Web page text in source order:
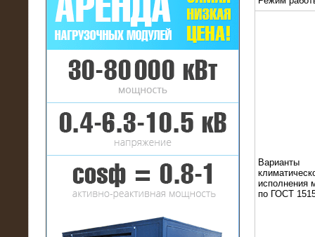
16.01.2017
Аренда нагрузочного комплекса 22
МВт (10 кВ) на газовое
месторождение
Варианты
исполнения
по ГОСТ